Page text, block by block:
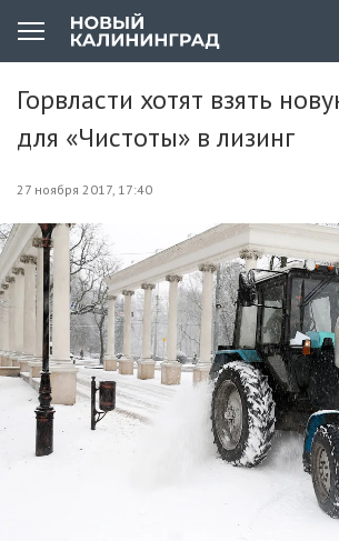
Горвласти хотят взять
для «Чистоты» в лизинг
27 ноября 2017, 17:40